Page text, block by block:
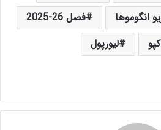
انگوموها
فصل 26-2025
لیورپول